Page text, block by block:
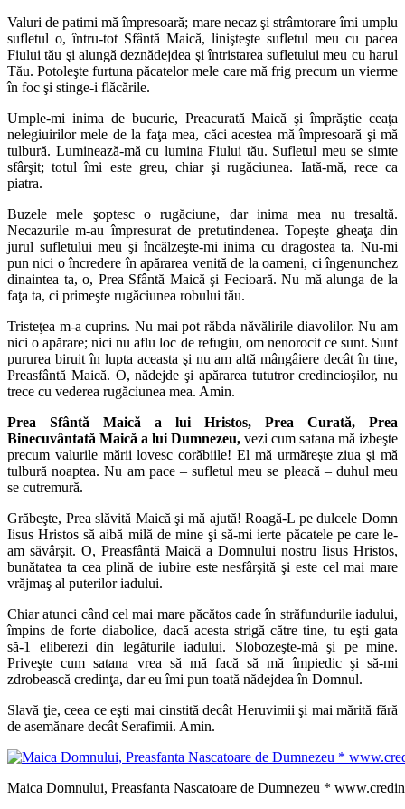
Valuri de patimi mă împresoară; mare necaz şi strâmtorare îmi umplu
sufletul o, întru-tot Sfântă Maică, linişteşte sufletul meu cu pacea
Fiului tău şi alungă deznădejdea şi întristarea sufletului meu cu harul
Tău. Potoleşte furtuna păcatelor mele care mă frig precum un vierme
în foc şi stinge-i flăcările.
Umple-mi inima de bucurie, Preacurată Maică şi împrăştie ceaţa
nelegiuirilor mele de la faţa mea, căci acestea mă împresoară şi mă
tulbură. Luminează-mă cu lumina Fiului tău. Sufletul meu se simte
sfârşit; totul îmi este greu, chiar şi rugăciunea. Iată-mă, rece ca
piatra.
Buzele mele şoptesc o rugăciune, dar inima mea nu tresaltă.
Necazurile m-au împresurat de pretutindenea. Topeşte gheaţa din
jurul sufletului meu şi încălzeşte-mi inima cu dragostea ta. Nu-mi
pun nici o încredere în apărarea venită de la oameni, ci îngenunchez
dinaintea ta, o, Prea Sfântă Maică şi Fecioară. Nu mă alunga de la
faţa ta, ci primeşte rugăciunea robului tău.
Tristeţea m-a cuprins. Nu mai pot răbda năvălirile diavolilor. Nu am
nici o apărare; nici nu aflu loc de refugiu, om nenorocit ce sunt. Sunt
pururea biruit în lupta aceasta şi nu am altă mângâiere decât în tine,
Preasfântă Maică. O, nădejde şi apărarea tututror credincioşilor, nu
trece cu vederea rugăciunea mea. Amin.
Prea Sfântă Maică a lui Hristos, Prea Curată, Prea
Binecuvântată Maică a lui Dumnezeu, vezi cum satana mă izbeşte
precum valurile mării lovesc corăbiile! El mă urmăreşte ziua şi mă
tulbură noaptea. Nu am pace – sufletul meu se pleacă – duhul meu
se cutremură.
Grăbeşte, Prea slăvită Maică şi mă ajută! Roagă-L pe dulcele Domn
Iisus Hristos să aibă milă de mine şi să-mi ierte păcatele pe care le-
am săvârşit. O, Preasfântă Maică a Domnului nostru Iisus Hristos,
bunătatea ta cea plină de iubire este nesfârşită şi este cel mai mare
vrăjmaş al puterilor iadului.
Chiar atunci când cel mai mare păcătos cade în străfundurile iadului,
împins de forte diabolice, dacă acesta strigă către tine, tu eşti gata
să-1 eliberezi din legăturile iadului. Slobozeşte-mă şi pe mine.
Priveşte cum satana vrea să mă facă să mă împiedic şi să-mi
zdrobească credinţa, dar eu îmi pun toată nădejdea în Domnul.
Slavă ţie, ceea ce eşti mai cinstită decât Heruvimii şi mai mărită fără
de asemănare decât Serafimii. Amin.
Maica Domnului, Preasfanta Nascatoare de Dumnezeu *